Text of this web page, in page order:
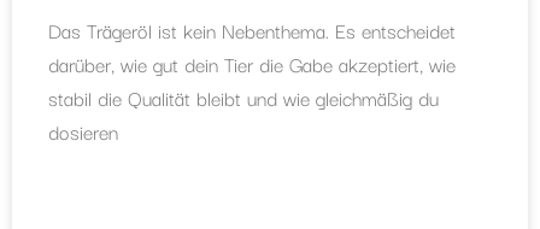
Das Trägeröl ist kein Nebenthema. Es entscheidet
darüber, wie gut dein Tier die Gabe akzeptiert, wie
stabil die Qualität bleibt und wie gleichmäßig du
dosieren